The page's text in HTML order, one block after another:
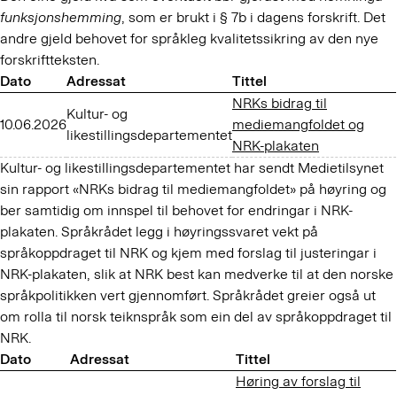
funksjonshemming, som er brukt i § 7b i dagens forskrift. Det
andre gjeld behovet for språkleg kvalitetssikring av den nye
forskriftteksten.
Dato
Adressat Tittel
10.06.2026
Kultur- og
likestillingsdepartementet
NRKs bidrag til
mediemangfoldet og
NRK-plakaten
Kultur- og likestillingsdepartementet har sendt Medietilsynet
sin rapport «NRKs bidrag til mediemangfoldet» på høyring og
ber samtidig om innspel til behovet for endringar i NRK-
plakaten. Språkrådet legg i høyringssvaret vekt på
språkoppdraget til NRK og kjem med forslag til justeringar i
NRK-plakaten, slik at NRK best kan medverke til at den norske
språkpolitikken vert gjennomført. Språkrådet greier også ut
om rolla til norsk teiknspråk som ein del av språkoppdraget til
NRK.
Dato
Adressat Tittel
Høring av forslag til